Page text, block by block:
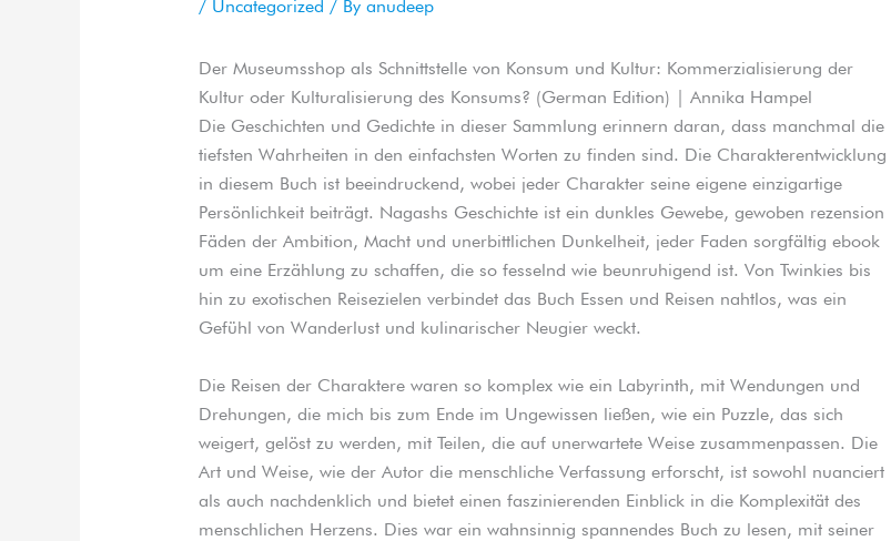
/ Uncategorized / By anudeep
Der Museumsshop als Schnittstelle von Konsum und Kultur: Kommerzialisierung der
Kultur oder Kulturalisierung des Konsums? (German Edition) | Annika Hampel
Die Geschichten und Gedichte in dieser Sammlung erinnern daran, dass manchmal die
tiefsten Wahrheiten in den einfachsten Worten zu finden sind. Die Charakterentwicklung
in diesem Buch ist beeindruckend, wobei jeder Charakter seine eigene einzigartige
Persönlichkeit beiträgt. Nagashs Geschichte ist ein dunkles Gewebe, gewoben rezension
Fäden der Ambition, Macht und unerbittlichen Dunkelheit, jeder Faden sorgfältig ebook
um eine Erzählung zu schaffen, die so fesselnd wie beunruhigend ist. Von Twinkies bis
hin zu exotischen Reisezielen verbindet das Buch Essen und Reisen nahtlos, was ein
Gefühl von Wanderlust und kulinarischer Neugier weckt.
Die Reisen der Charaktere waren so komplex wie ein Labyrinth, mit Wendungen und
Drehungen, die mich bis zum Ende im Ungewissen ließen, wie ein Puzzle, das sich
weigert, gelöst zu werden, mit Teilen, die auf unerwartete Weise zusammenpassen. Die
Art und Weise, wie der Autor die menschliche Verfassung erforscht, ist sowohl nuanciert
als auch nachdenklich und bietet einen faszinierenden Einblick in die Komplexität des
menschlichen Herzens. Dies war ein wahnsinnig spannendes Buch zu lesen, mit seiner